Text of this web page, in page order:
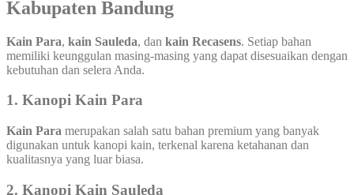
Kabupaten Bandung
Kain Para, kain Sauleda, dan kain Recasens. Setiap bahan
memiliki keunggulan masing-masing yang dapat disesuaikan dengan
kebutuhan dan selera Anda.
1. Kanopi Kain Para
Kain Para merupakan salah satu bahan premium yang banyak
digunakan untuk kanopi kain, terkenal karena ketahanan dan
kualitasnya yang luar biasa.
2. Kanopi Kain Sauleda